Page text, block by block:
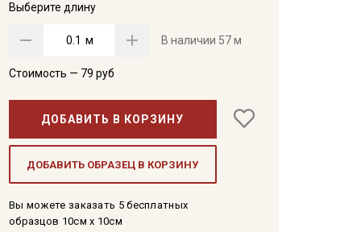
Выберите длину
м В наличии 57 м
Стоимость — 79 руб
ДОБАВИТЬ В КОРЗИНУ
ДОБАВИТЬ ОБРАЗЕЦ В КОРЗИНУ
Вы можете заказать 5 бесплатных
образцов 10см x 10см